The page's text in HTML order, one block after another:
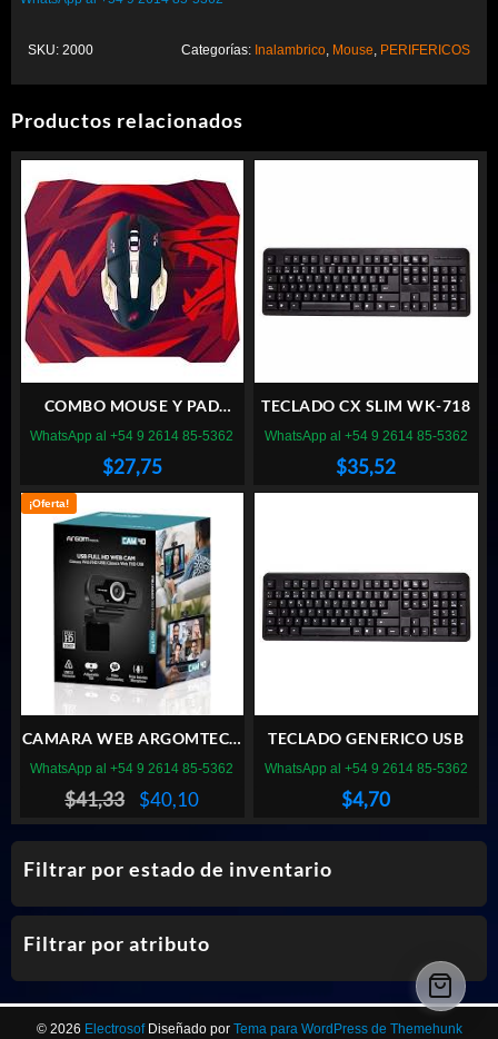
Filtrar por estado de inventario
Filtrar por atributo
SKU: 2000 Categorías: Inalambrico Mouse PERIFERICOS
Productos relacionados
COMBO MOUSE Y PAD
NOGA GAMER
$27,75
WhatsApp al +54 9 2614 85-5362
TECLADO CX SLIM WK-718
$35,52
WhatsApp al +54 9 2614 85-5362
¡Oferta!
CAMARA WEB ARGOMTECH
CAM40 MIC 1080P
$41,33
El
precio
original
era:
$40,10El
precio
actual
es:
WhatsApp al +54 9 2614 85-5362
TECLADO GENERICO USB
$4,70
WhatsApp al +54 9 2614 85-5362
© 2026 Electrosof Diseñado por Tema para WordPress de Themehunk